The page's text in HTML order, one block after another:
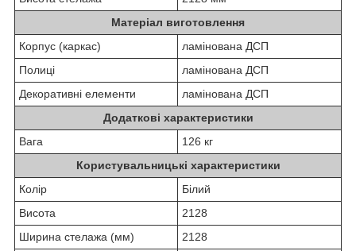
Матеріал виготовлення
Корпус (каркас)
ламінована ДСП
Полиці
ламінована ДСП
Декоративні елементи
ламінована ДСП
Додаткові характеристики
Вага
126 кг
Користувальницькі характеристики
Колір
Білий
Висота
2128
Ширина стелажа (мм)
2128